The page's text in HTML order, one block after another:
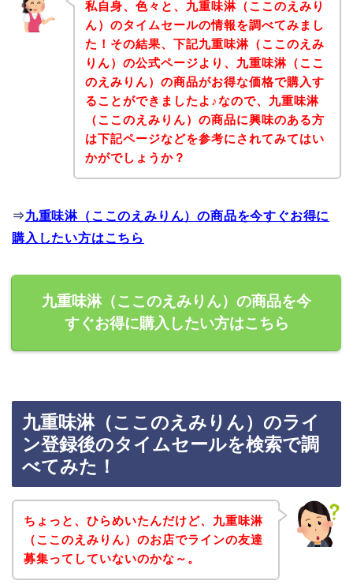
私自身、色々と、九重味淋（ここのえみり
ん）のタイムセールの情報を調べてみまし
た！その結果、下記九重味淋（ここのえみ
りん）の公式ページより、九重味淋（ここ
のえみりん）の商品がお得な価格で購入す
ることができましたよ♪なので、九重味淋
（ここのえみりん）の商品に興味のある方
は下記ページなどを参考にされてみてはい
かがでしょうか？
⇒九重味淋（ここのえみりん）の商品を今すぐお得に
購入したい方はこちら
九重味淋（ここのえみりん）の商品を今
すぐお得に購入したい方はこちら
九重味淋（ここのえみりん）のライ
ン登録後のタイムセールを検索で調
べてみた！
ちょっと、ひらめいたんだけど、九重味淋
（ここのえみりん）のお店でラインの友達
募集ってしていないのかな～。